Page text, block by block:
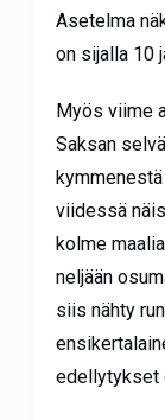
Asetelma
on sijalla 10
Myös viime
Saksan
viidessä
kolme
neljään
siis nähty
edellytykset